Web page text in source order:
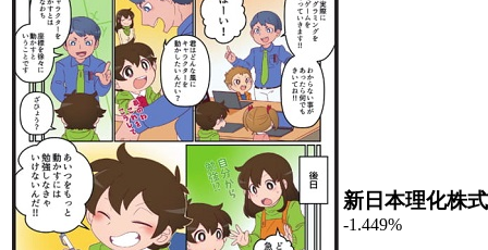
新日本理化株
-1.449%